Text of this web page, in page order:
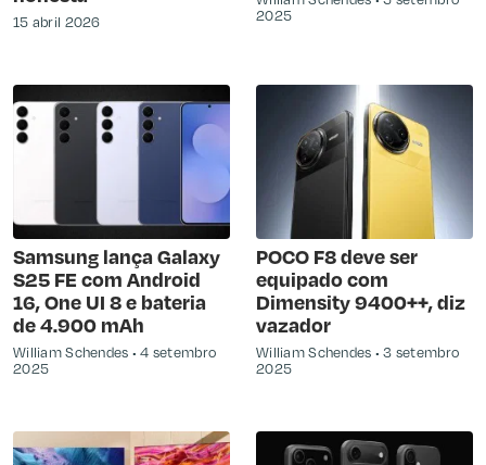
15 abril 2026
2025
Samsung lança Galaxy
S25 FE com Android
16, One UI 8 e bateria
de 4.900 mAh
William Schendes
4 setembro
2025
POCO F8 deve ser
equipado com
Dimensity 9400++, diz
vazador
William Schendes
3 setembro
2025